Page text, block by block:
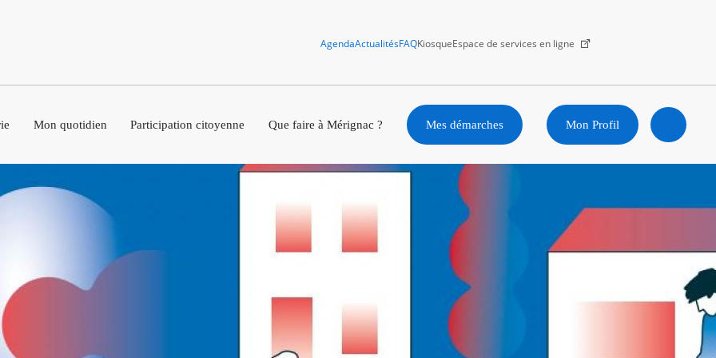
AgendaActualitésFAQKiosqueEspace de services en ligne
Mon quotidien Participation citoyenne Que faire à Mérignac ? Mes démarches Mon Profil